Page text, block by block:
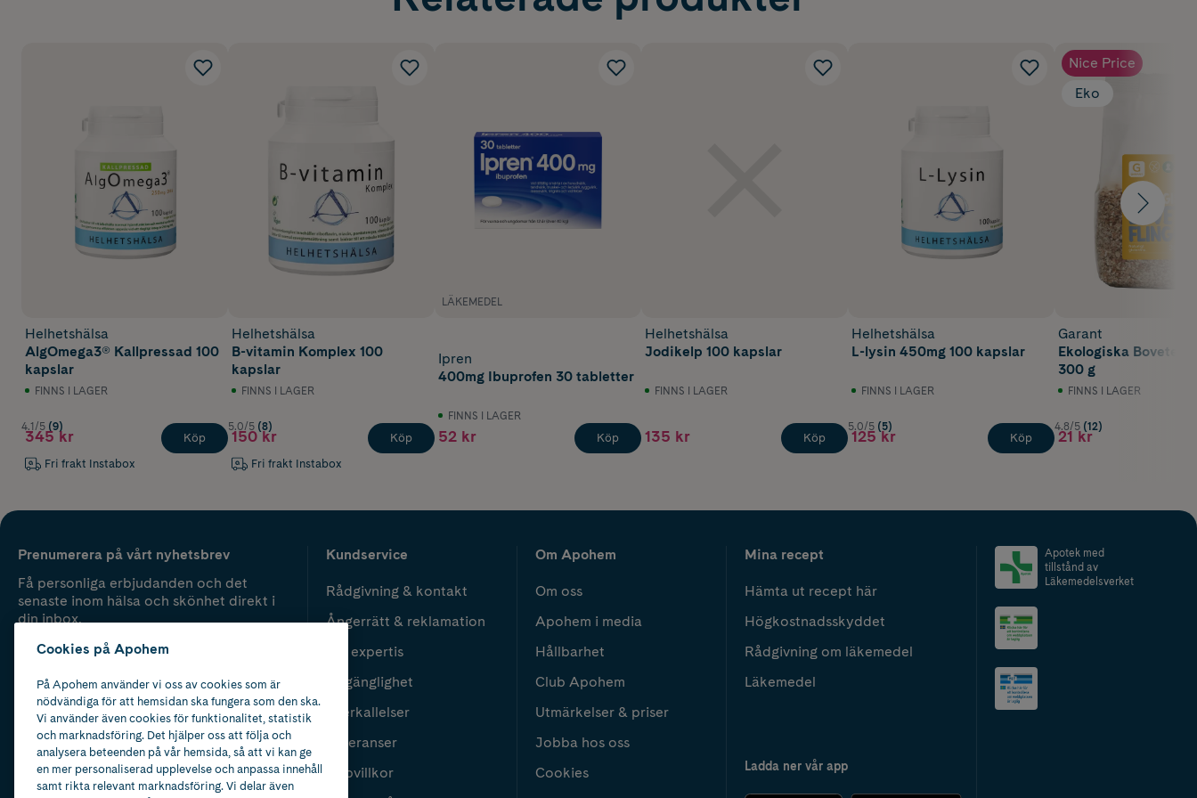
Helhetshälsa
AlgOmega3® Kallpressad 100
kapslar
FINNS I LAGER
4.1/5 (9)
345 kr
Fri frakt Instabox
Köp
Helhetshälsa
B-vitamin Komplex 100
kapslar
FINNS I LAGER
5.0/5 (8)
150 kr
Fri frakt Instabox
Köp
LÄKEMEDEL
Ipren
400mg Ibuprofen 30 tabletter
FINNS I LAGER
52 kr Köp
Helhetshälsa
Jodikelp 100 kapslar
FINNS I LAGER
135 kr Köp
Helhetshälsa
L-lysin 450mg 100 kapslar
FINNS I LAGER
5.0/5 (5)
125 kr Köp
Nice Price
Eko
Garant
Ekologiska
300 g
FINNS I LAGER
4.8/5 (12)
21 kr
Prenumerera på vårt nyhetsbrev
Få personliga erbjudanden och det
senaste inom hälsa och skönhet direkt i
din inbox.
Kundservice
Rådgivning & kontakt
Ångerrätt & reklamation
Vår expertis
Tillgänglighet
Återkallelser
Leveranser
Köpvillkor
Om Apohem
Om oss
Apohem i media
Hållbarhet
Club Apohem
Utmärkelser & priser
Jobba hos oss
Cookies
Mina recept
Hämta ut recept här
Högkostnadsskyddet
Rådgivning om läkemedel
Läkemedel
Ladda ner vår app
Apotek med
tillstånd av
Läkemedelsverket
Cookies på Apohem
På Apohem använder vi oss av cookies som är
nödvändiga för att hemsidan ska fungera som den ska.
Vi använder även cookies för funktionalitet, statistik
och marknadsföring. Det hjälper oss att följa och
analysera beteenden på vår hemsida, så att vi kan ge
en mer personaliserad upplevelse och anpassa innehåll
samt rikta relevant marknadsföring. Vi delar även